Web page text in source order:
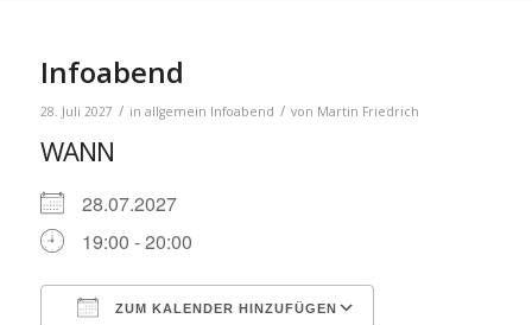
Infoabend
28. Juli 2027 / in allgemein Infoabend / von Martin Friedrich
WANN
28.07.2027
19:00 - 20:00
ZUM KALENDER HINZUFÜGEN